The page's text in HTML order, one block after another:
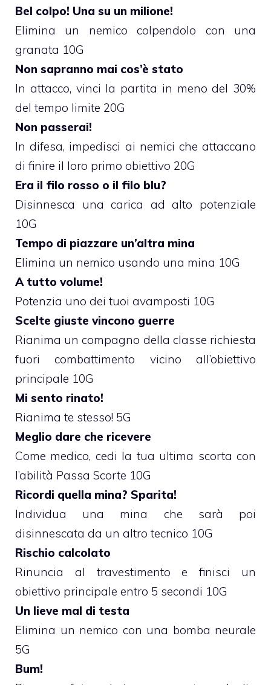
Bel colpo! Una su un milione!
Elimina un nemico colpendolo con una
granata 10G
Non sapranno mai cos’è stato
In attacco, vinci la partita in meno del 30%
del tempo limite 20G
Non passerai!
In difesa, impedisci ai nemici che attaccano
di finire il loro primo obiettivo 20G
Era il filo rosso o il filo blu?
Disinnesca una carica ad alto potenziale
10G
Tempo di piazzare un’altra mina
Elimina un nemico usando una mina 10G
A tutto volume!
Potenzia uno dei tuoi avamposti 10G
Scelte giuste vincono guerre
Rianima un compagno della classe richiesta
fuori combattimento vicino all’obiettivo
principale 10G
Mi sento rinato!
Rianima te stesso! 5G
Meglio dare che ricevere
Come medico, cedi la tua ultima scorta con
l’abilità Passa Scorte 10G
Ricordi quella mina? Sparita!
Individua una mina che sarà poi
disinnescata da un altro tecnico 10G
Rischio calcolato
Rinuncia al travestimento e finisci un
obiettivo principale entro 5 secondi 10G
Un lieve mal di testa
Elimina un nemico con una bomba neurale
5G
Bum!